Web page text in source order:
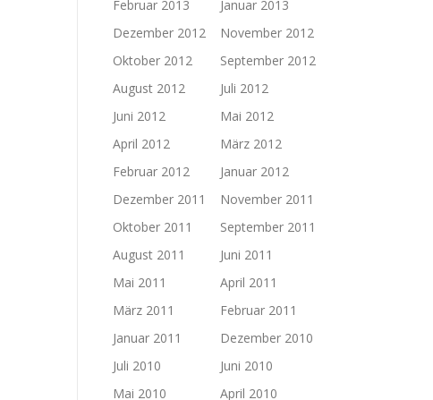
Februar 2013
Januar 2013
Dezember 2012
November 2012
Oktober 2012
September 2012
August 2012
Juli 2012
Juni 2012
Mai 2012
April 2012
März 2012
Februar 2012
Januar 2012
Dezember 2011
November 2011
Oktober 2011
September 2011
August 2011
Juni 2011
Mai 2011
April 2011
März 2011
Februar 2011
Januar 2011
Dezember 2010
Juli 2010
Juni 2010
Mai 2010
April 2010